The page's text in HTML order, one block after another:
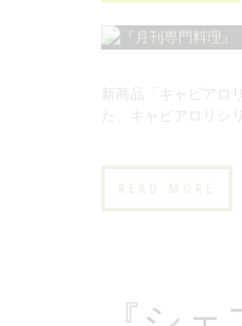
新商品「キャビア
た、キャビアロリシ